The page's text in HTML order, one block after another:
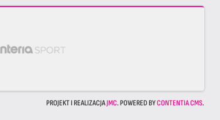
PROJEKT I REALIZACJAJMC. POWERED BYCONTENTIA CMS.